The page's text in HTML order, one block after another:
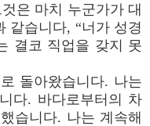
은 마치 누군가가 대
같습니다, “너가 성경
결코 직업을 갖지 못
돌아왔습니다. 나는
다. 바다로부터의 차
습니다. 나는 계속해